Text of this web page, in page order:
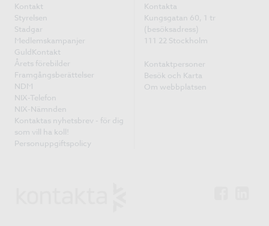
Kontakt
Styrelsen
Stadgar
Medlemskampanjer
GuldKontakt
Årets förebilder
Framgångsberättelser
NDM
NIX-Telefon
NIX-Nämnden
Kontaktas nyhetsbrev - för dig
som vill ha koll!
Personuppgiftspolicy
Kontakta
Kungsgatan 60, 1 tr
(besöksadress)
111 22 Stockholm
Kontaktpersoner
Besök och Karta
Om webbplatsen